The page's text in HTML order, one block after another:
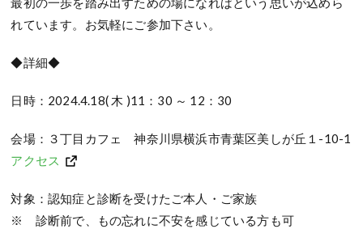
れています。お気軽にご参加下さい。
◆詳細◆
日時：2024.4.18( 木 )11：30 ～ 12：30
会場：３丁目カフェ 神奈川県横浜市青葉区美しが丘１-10-1
アクセス
対象：認知症と診断を受けたご本人・ご家族
※ 診断前で、もの忘れに不安を感じている方も可